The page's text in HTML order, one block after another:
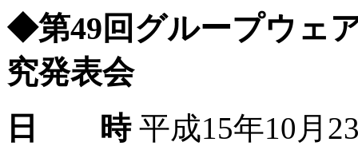
◆第49回グループウェ
究発表会
日 時平成15年10月